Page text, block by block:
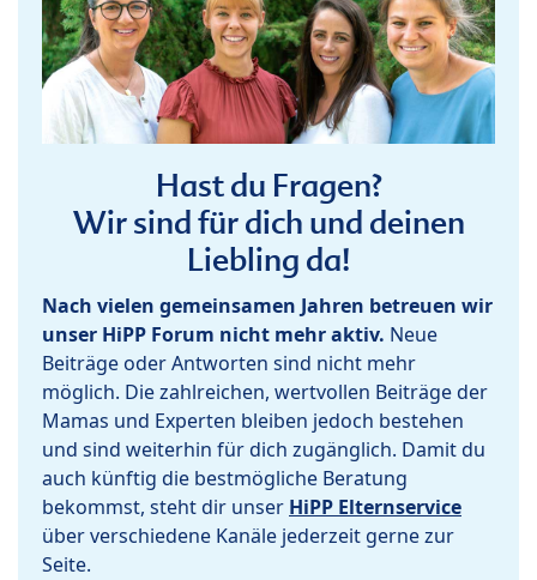
Hast du Fragen?
Wir sind für dich und deinen
Liebling da!
Nach vielen gemeinsamen Jahren betreuen wir
unser HiPP Forum nicht mehr aktiv. Neue
Beiträge oder Antworten sind nicht mehr
möglich. Die zahlreichen, wertvollen Beiträge der
Mamas und Experten bleiben jedoch bestehen
und sind weiterhin für dich zugänglich. Damit du
auch künftig die bestmögliche Beratung
bekommst, steht dir unser HiPP Elternservice
über verschiedene Kanäle jederzeit gerne zur
Seite.